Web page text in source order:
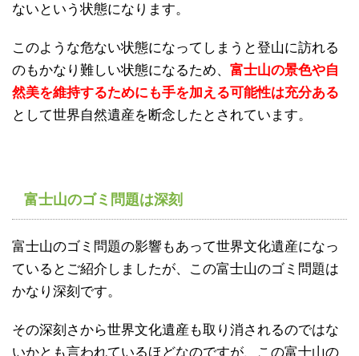
ないという状態になります。
このような危ない状態になってしまうと登山に訪れる
のもかなり難しい状態になるため、 富士山の景色や自
然美を維持するためにも手を加える可能性は充分ある
として世界自然遺産を断念したとされています。
富士山のゴミ問題は深刻
富士山のゴミ問題の影響もあって世界文化遺産になっ
ているとご紹介しましたが、この富士山のゴミ問題は
かなり深刻です。
その深刻さから世界文化遺産も取り消されるのではな
いかとも言われているほどなのですが、この富士山の